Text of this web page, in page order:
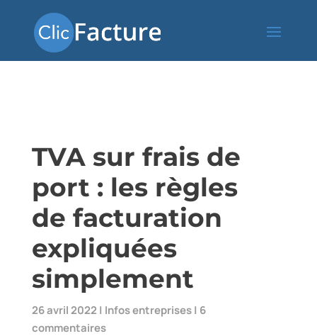
TVA sur frais de
port : les règles
de facturation
expliquées
simplement
26 avril 2022 | Infos entreprises| 6
commentaires